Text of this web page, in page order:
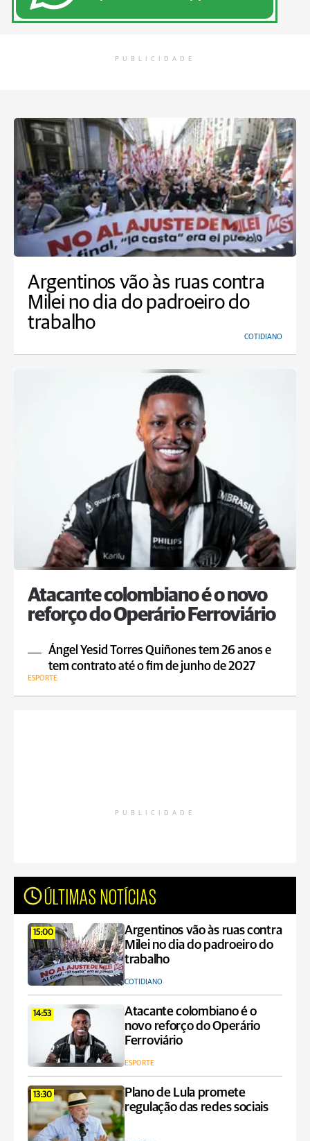
PUBLICIDADE
Argentinos vão às ruas contra
Milei no dia do padroeiro do
trabalho
COTIDIANO
Atacante colombiano é o novo
reforço do Operário Ferroviário
Ángel Yesid Torres Quiñones tem 26 anos e
tem contrato até o fim de junho de 2027
ESPORTE
PUBLICIDADE
ÚLTIMAS NOTÍCIAS
15:00
Argentinos vão às ruas contra
Milei no dia do padroeiro do
trabalho
COTIDIANO
14:53
Atacante colombiano é o
novo reforço do Operário
Ferroviário
ESPORTE
13:30
Plano de Lula promete
regulação das redes sociais